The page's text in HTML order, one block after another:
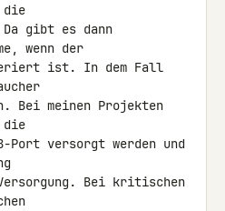
die
Da gibt es dann
wenn der
ist. In dem Fall
Bei meinen Projekten
die
Port versorgt werden und
Bei kritischen